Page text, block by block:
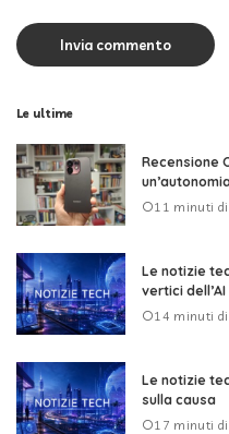
Le ultime
Recensione
11 minuti
Le notizie
vertici dell’AI
14 minuti
Le notizie
sulla causa
17 minuti